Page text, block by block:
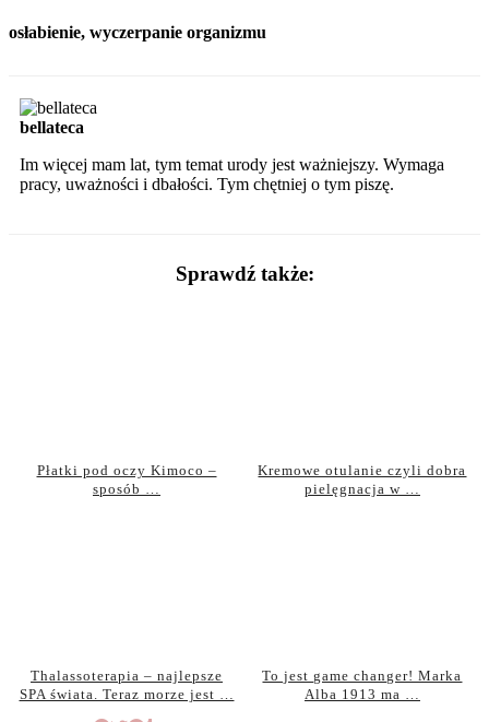
osłabienie, wyczerpanie organizmu
bellateca
Im więcej mam lat, tym temat urody jest ważniejszy. Wymaga
pracy, uważności i dbałości. Tym chętniej o tym piszę.
Sprawdź także:
Płatki pod oczy Kimoco –
sposób …
Kremowe otulanie czyli dobra
pielęgnacja w …
Thalassoterapia – najlepsze
SPA świata. Teraz morze jest …
To jest game changer! Marka
Alba 1913 ma …